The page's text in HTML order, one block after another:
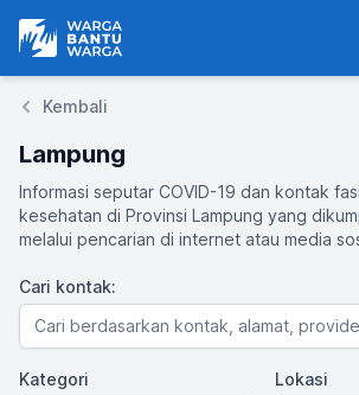
Warga Bantu Warga
Kembali
Lampung
Informasi seputar COVID-19 dan kontak
kesehatan di Provinsi Lampung yang
melalui pencarian di internet atau media
Cari kontak:
Kategori Lokasi